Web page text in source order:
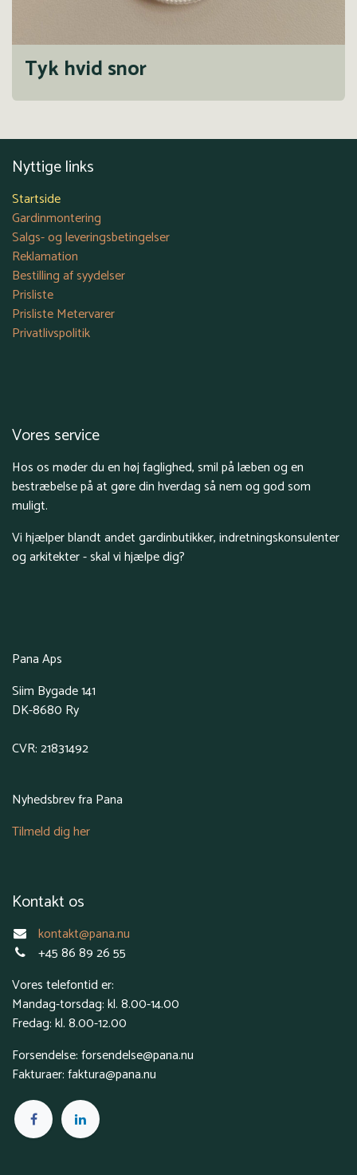
Tyk hvid snor
Nyttige links
Startside
Gardinmontering
Salgs- og leveringsbetingelser
Reklamation
Bestilling af syydelser
Prisliste
Prisliste Metervarer
Privatlivspolitik
Vores service
Hos os møder du en høj faglighed, smil på læben og en
bestræbelse på at gøre din hverdag så nem og god som
muligt.
Vi hjælper blandt andet gardinbutikker, indretningskonsulenter
og arkitekter - skal vi hjælpe dig?
Pana Aps
Siim Bygade 141
DK-8680 Ry
CVR: 21831492
Nyhedsbrev fra Pana
Tilmeld dig her
Kontakt os
kontakt@pana.nu
+45 86 89 26 55
Vores telefontid er:
Mandag-torsdag: kl. 8.00-14.00
Fredag: kl. 8.00-12.00
Forsendelse: forsendelse@pana.nu
Fakturaer: faktura@pana.nu